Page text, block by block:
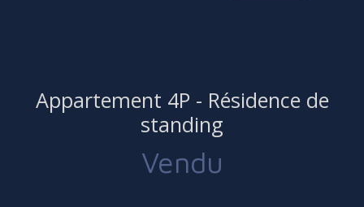
Appartement 4P - Résidence de
standing
Vendu